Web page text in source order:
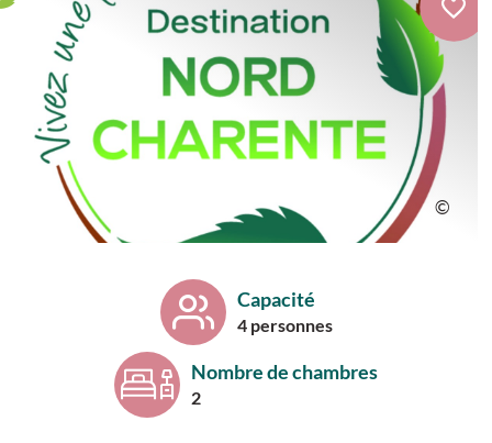
Capacité
4 personnes
Nombre de chambres
2